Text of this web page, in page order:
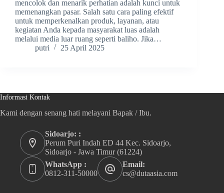
mencolok dan menarik perhatian adalah kunci untuk
memenangkan pasar. Salah satu cara paling efektif
untuk memperkenalkan produk, layanan, atau
kegiatan Anda kepada masyarakat luas adalah
melalui media luar ruang seperti baliho. Jika…
putri
25 April 2025
Informasi Kontak
Kami dengan senang hati melayani Bapak / Ibu.
Sidoarjo: :
Perum Puri Indah ED 44 Kec. Sidoarjo,
Sidoarjo - Jawa Timur (61224)
WhatsApp :
0812-311-50000
Email:
cs@dutaasia.com